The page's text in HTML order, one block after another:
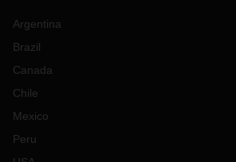
Argentina
Brazil
Canada
Chile
Mexico
Peru